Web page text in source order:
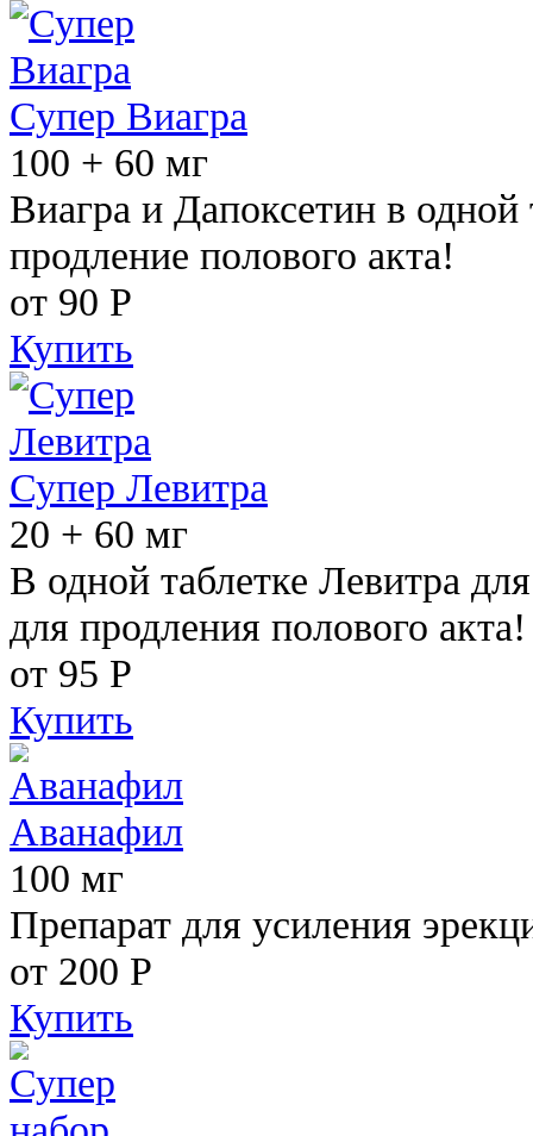
Супер Виагра
100 + 60 мг
Виагра и Дапоксетин в одной
продление полового акта!
от 90 Р
Купить
Супер Левитра
20 + 60 мг
В одной таблетке Левитра
для продления полового акта!
от 95 Р
Купить
Аванафил
100 мг
Препарат для усиления
от 200 Р
Купить